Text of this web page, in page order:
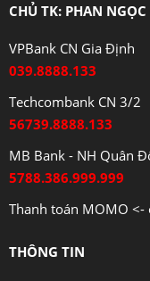
CHỦ TK: PHAN
VPBank CN Gia Định
039.8888.133
Techcombank CN 3/2
56739.8888.133
MB Bank - NH Quân
5788.386.999.999
Thanh toán MOMO <-
THÔNG TIN